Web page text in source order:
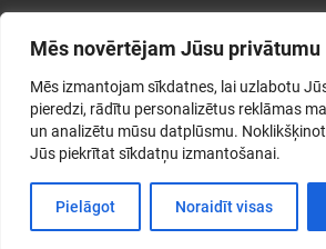
Mēs novērtējam Jūsu privātumu
Mēs izmantojam sīkdatnes, lai uzlabotu
pieredzi, rādītu personalizētus reklāmas
un analizētu mūsu datplūsmu.
Jūs piekrītat sīkdatņu izmantošanai.
Pielāgot Noraidīt visas
©2026. Juridiskā koledža. Visas tiesības aizsargātas.
Izstrādāja: